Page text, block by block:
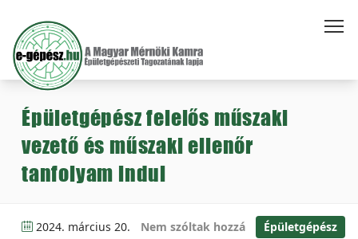
Épületgépész felelős műszaki
vezető és műszaki ellenőr
tanfolyam indul
2024. március 20. Nem szóltak hozzá Épületgépész